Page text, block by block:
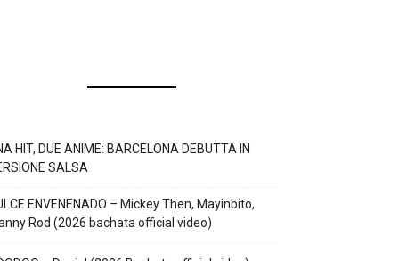
HIT, DUE ANIME: BARCELONA DEBUTTA IN
SALSA
ENVENENADO – Mickey Then, Mayinbito,
Rod (2026 bachata official video)